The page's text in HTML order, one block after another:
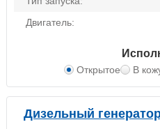
Двигатель:
Открытое В
Дизельный